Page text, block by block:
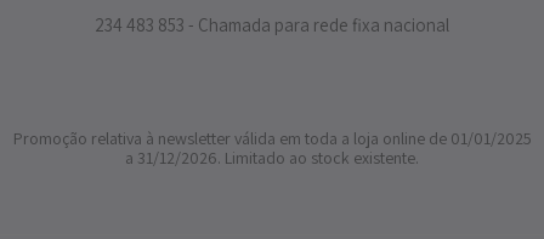
234 483 853 - Chamada para rede fixa nacional
Promoção relativa à newsletter válida em toda a loja online de 01/01/2025
a 31/12/2026. Limitado ao stock existente.